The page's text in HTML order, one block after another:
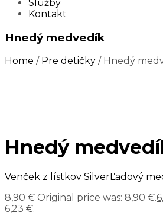
Služby
Kontakt
Hnedý medvedík
Home / Pre detičky / Hnedý
Hnedý
Venček z lístkov SilverĽadový
8,90€ Original price was: 8,90 €.
6,23 €.